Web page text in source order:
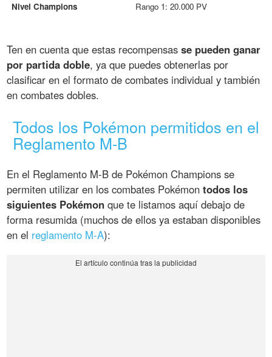
Nivel Champions
Rango 1: 20.000 PV
Ten en cuenta que estas recompensasse pueden ganar
por partida doble, ya que puedes obtenerlas por
clasificar en el formato de combates individual y también
en combates dobles.
Todos los Pokémon permitidos en el
Reglamento M-B
En el Reglamento M-B de Pokémon Champions se
permiten utilizar en los combates Pokémontodos los
siguientes Pokémon que te listamos aquí debajo de
forma resumida (muchos de ellos ya estaban disponibles
en el reglamento M-A):